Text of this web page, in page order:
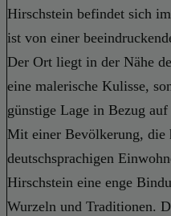
Hirschstein befindet sich
ist von einer
Der Ort liegt in der Nähe
eine malerische Kulisse,
günstige Lage in Bezug
Mit einer Bevölkerung, die
deutschsprachigen
Hirschstein eine enge
Wurzeln und Traditionen.